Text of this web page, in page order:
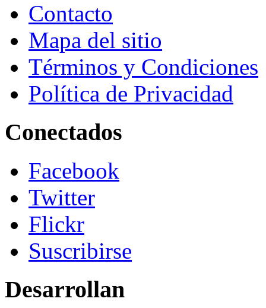
Contacto
Mapa del sitio
Términos y Condiciones
Política de Privacidad
Conectados
Facebook
Twitter
Flickr
Suscribirse
Desarrollan